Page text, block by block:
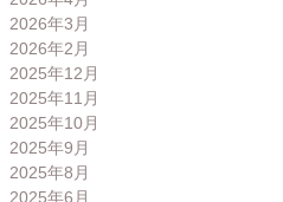
2026年3月
2026年2月
2025年12月
2025年11月
2025年10月
2025年9月
2025年8月
2025年6月